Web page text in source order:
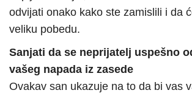
odvijati onako kako ste zamislili i da
veliku pobedu.
Sanjati da se neprijatelj uspešno
vašeg napada iz zasede
Ovakav san ukazuje na to da bi vas